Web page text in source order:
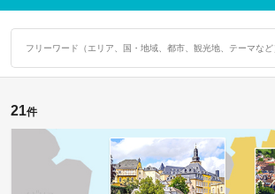
21件